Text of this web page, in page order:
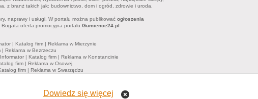
z branż takich jak: budownictwo, dom i ogród, zdrowie i uroda,
naprawy i usługi. W portalu można publikować ogłoszenia
Bogata oferta promocyjna portalu Gumience24.pl
| Katalog firm | Reklama w Mierzynie
| Reklama w Bezrzeczu
Informator | Katalog firm | Reklama w Konstancinie
firm | Reklama w Osowej
firm | Reklama w Swarzędzu
użytkowników. Osoby zamieszczające wypowiedzi
Dowiedz się więcej